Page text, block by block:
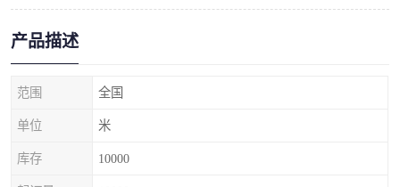
产品描述
范围 全国
单位 米
库存 10000